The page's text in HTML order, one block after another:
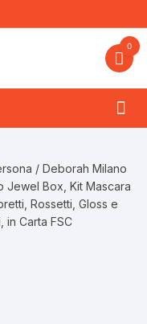
0
/ Deborah Milano
Jewel Box, Kit Mascara
Rossetti, Gloss e
in Carta FSC